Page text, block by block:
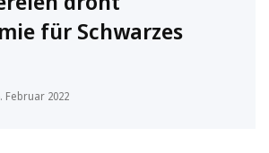
für Schwarzes
Februar 2022